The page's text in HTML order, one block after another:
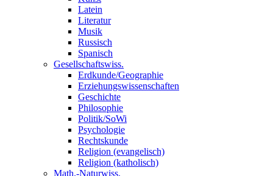
Latein
Literatur
Musik
Russisch
Spanisch
Gesellschaftswiss.
Erdkunde/Geographie
Erziehungswissenschaften
Geschichte
Philosophie
Politik/SoWi
Psychologie
Rechtskunde
Religion (evangelisch)
Religion (katholisch)
Math.-Naturwiss.